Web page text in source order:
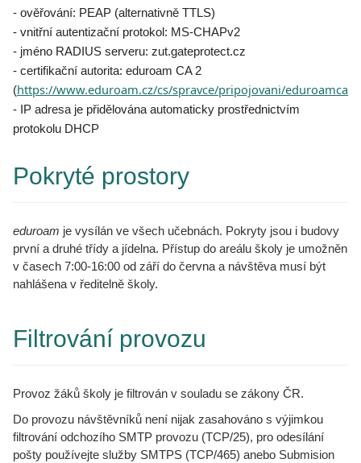
- ověřování: PEAP (alternativně TTLS)
- vnitřní autentizační protokol: MS-CHAPv2
- jméno RADIUS serveru: zut.gateprotect.cz
- certifikační autorita: eduroam CA 2
(https://www.eduroam.cz/cs/spravce/pripojovani/eduroamca2
- IP adresa je přidělována automaticky prostřednictvím
protokolu DHCP
Pokryté prostory
eduroam je vysílán ve všech učebnách. Pokryty jsou i budovy
první a druhé třídy a jídelna. Přístup do areálu školy je umožněn
v časech 7:00-16:00 od září do června a návštěva musí být
nahlášena v ředitelně školy.
Filtrování provozu
Provoz žáků školy je filtrován v souladu se zákony ČR.
Do provozu návštěvníků není nijak zasahováno s výjimkou
filtrování odchozího SMTP provozu (TCP/25), pro odesílání
pošty používejte služby SMTPS (TCP/465) anebo Submision